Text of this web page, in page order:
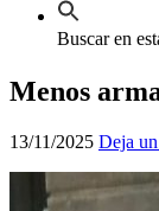
Buscar en
Menos
13/11/2025 Deja